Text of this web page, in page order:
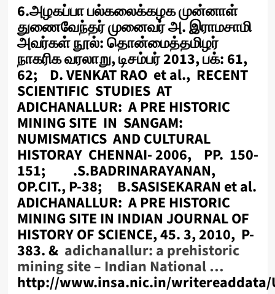
6.அழகப்பா பல்கலைக்கழக முன்னாள்
துணைவேந்தர் முனைவர் அ. இராமசாமி
அவர்கள் நூல்: தொன்மைத்தமிழர்
நாகரிக வரலாறு, டிசம்பர் 2013, பக்: 61,
62; D. VENKAT RAO et al., RECENT
SCIENTIFIC STUDIES AT
ADICHANALLUR: A PRE HISTORIC
MINING SITE IN SANGAM:
NUMISMATICS AND CULTURAL
HISTORAY CHENNAI- 2006, PP. 150-
151; .S.BADRINARAYANAN,
OP.CIT., P-38; B.SASISEKARAN et al.
ADICHANALLUR: A PRE HISTORIC
MINING SITE IN INDIAN JOURNAL OF
HISTORY OF SCIENCE, 45. 3, 2010, P-
383. & adichanallur: a prehistoric
mining site – Indian National …
http://www.insa.nic.in/writereaddata/